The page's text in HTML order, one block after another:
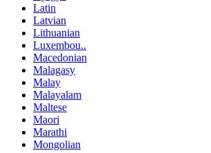
Latin
Latvian
Lithuanian
Luxembou..
Macedonian
Malagasy
Malay
Malayalam
Maltese
Maori
Marathi
Mongolian